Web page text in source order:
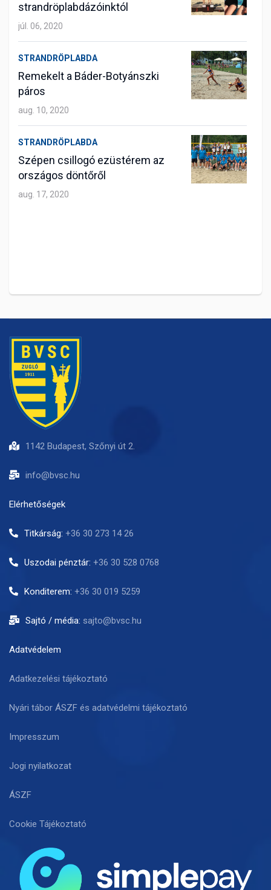
strandröplabdázóinktól
júl. 06, 2020
STRANDRÖPLABDA
Remekelt a Báder-Botyánszki
páros
aug. 10, 2020
STRANDRÖPLABDA
Szépen csillogó ezüstérem az
országos döntőről
aug. 17, 2020
1142 Budapest, Szőnyi út 2.
info@bvsc.hu
Elérhetőségek
Titkárság: +36 30 273 14 26
Uszodai pénztár: +36 30 528 0768
Konditerem: +36 30 019 5259
Sajtó / média: sajto@bvsc.hu
Adatvédelem
Adatkezelési tájékoztató
Nyári tábor ÁSZF és adatvédelmi tájékoztató
Impresszum
Jogi nyilatkozat
ÁSZF
Cookie Tájékoztató